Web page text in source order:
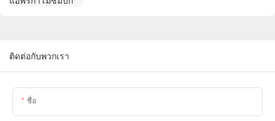
ติดต่อกับพวกเรา
ชื่อ